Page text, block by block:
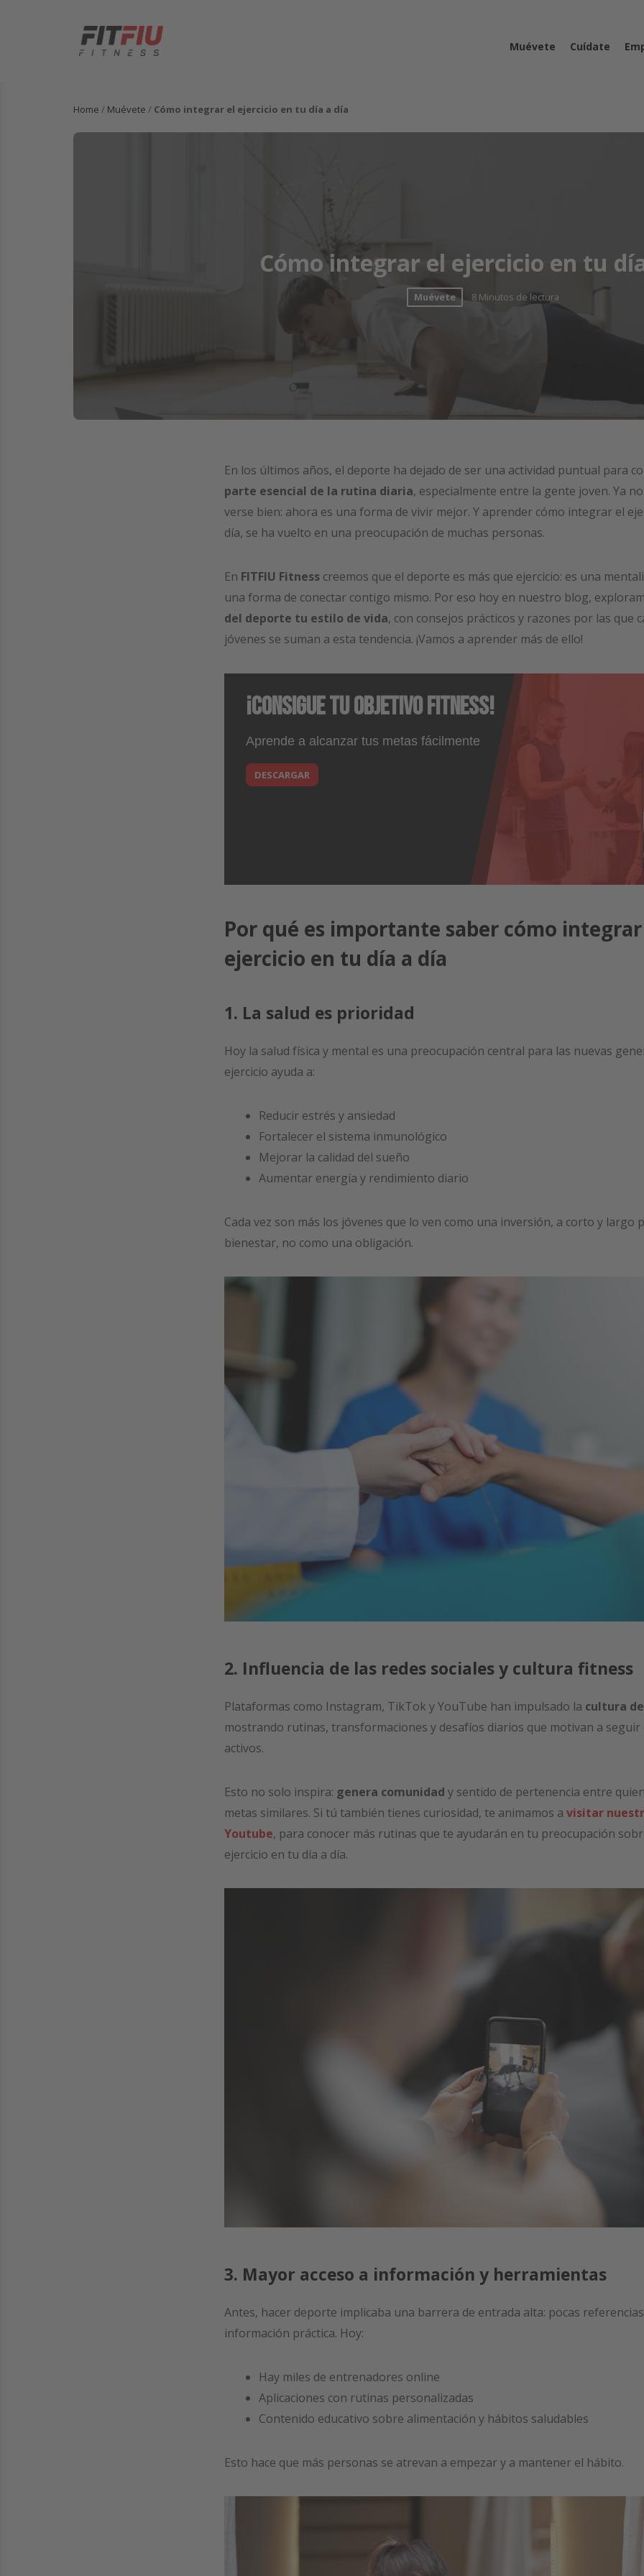
Muévete Cuídate
Home / Muévete / Cómo integrar el ejercicio en tu día a día
Cómo integrar el ejercicio en tu
Muévete 8 Minutos de lectura
En los últimos años, el deporte ha dejado de ser una actividad puntual para
parte esencial de la rutina diaria, especialmente entre la gente joven. Ya
verse bien: ahora es una forma de vivir mejor. Y aprender cómo integrar el
día, se ha vuelto en una preocupación de muchas personas.
En FITFIU Fitness creemos que el deporte es más que ejercicio: es una
una forma de conectar contigo mismo. Por eso hoy en nuestro blog,
del deporte tu estilo de vida, con consejos prácticos y razones por las que
jóvenes se suman a esta tendencia. ¡Vamos a aprender más de ello!
¡Consigue tu objetivo fitness!
Aprende a alcanzar tus metas fácilmente
DESCARGAR
Por qué es importante saber cómo
ejercicio en tu día a día
1. La salud es prioridad
Hoy la salud física y mental es una preocupación central para las nuevas
ejercicio ayuda a:
Reducir estrés y ansiedad
Fortalecer el sistema inmunológico
Mejorar la calidad del sueño
Aumentar energía y rendimiento diario
Cada vez son más los jóvenes que lo ven como una inversión, a corto y largo
bienestar, no como una obligación.
2. Influencia de las redes sociales y cultura fitness
Plataformas como Instagram, TikTok y YouTube han impulsado la cultura
mostrando rutinas, transformaciones y desafíos diarios que motivan a seguir
activos.
Esto no solo inspira: genera comunidad y sentido de pertenencia entre
metas similares. Si tú también tienes curiosidad, te animamos a visitar
Youtube, para conocer más rutinas que te ayudarán en tu preocupación
ejercicio en tu día a día.
3. Mayor acceso a información y herramientas
Antes, hacer deporte implicaba una barrera de entrada alta: pocas
información práctica. Hoy:
Hay miles de entrenadores online
Aplicaciones con rutinas personalizadas
Contenido educativo sobre alimentación y hábitos saludables
Esto hace que más personas se atrevan a empezar y a mantener el hábito.